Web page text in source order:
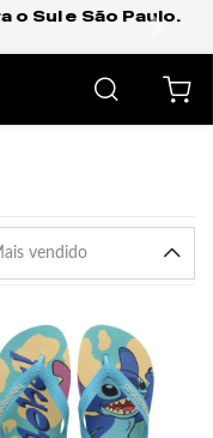
Sul e São Paulo.